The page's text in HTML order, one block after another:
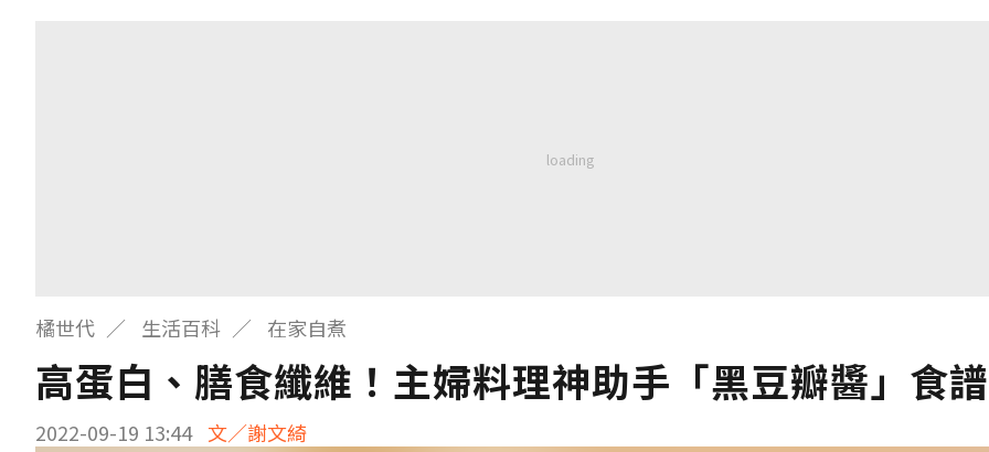
橘世代 生活百科 在家自煮
高蛋白、膳食纖維！主婦料理神助手「黑豆瓣醬」食
2022-09-19 13:44 文／謝文綺